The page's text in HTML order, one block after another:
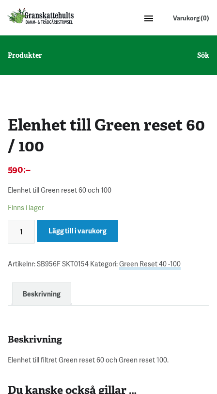
Varukorg (0)
Produkter Sök
Elenhet till Green reset 60
/ 100
590:–
Elenhet till Green reset 60 och 100
Finns i lager
Lägg till i varukorg
Artikelnr:SB956F SKT0154 Kategori:Green Reset 40 -100
Beskrivning
Beskrivning
Elenhet till filtret Green reset 60 och Green reset 100.
Du kanske också gillar …